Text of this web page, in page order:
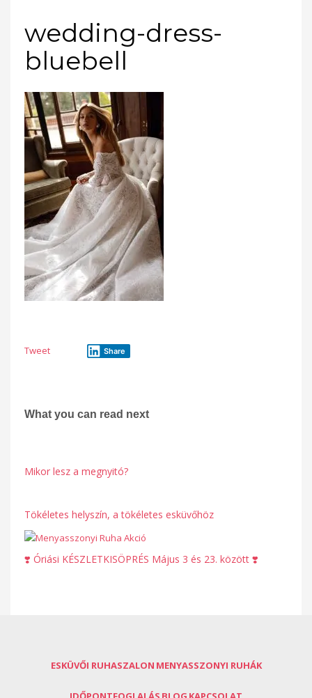
wedding-dress-
bluebell
Tweet Share
What you can read next
Mikor lesz a megnyitó?
Tökéletes helyszín, a tökéletes esküvőhöz
❣️ Óriási KÉSZLETKISÖPRÉS Május 3 és 23. között ❣️
ESKÜVŐI RUHASZALON MENYASSZONYI RUHÁK